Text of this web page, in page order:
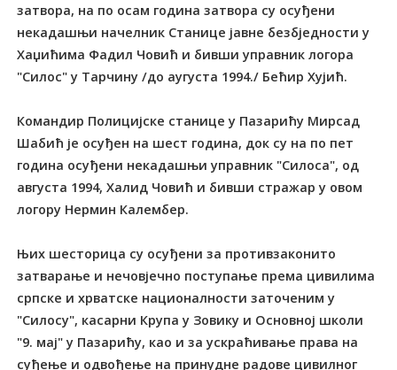
затвора, на по осам година затвора су осуђени
некадашњи начелник Станице јавне безбједности у
Хаџићима Фадил Човић и бивши управник логора
"Силос" у Тарчину /до аугуста 1994./ Бећир Хујић.
Командир Полицијске станице у Пазарићу Мирсад
Шабић је осуђен на шест година, док су на по пет
година осуђени некадашњи управник "Силоса", од
августа 1994, Халид Човић и бивши стражар у овом
логору Нермин Калембер.
Њих шесторица су осуђени за противзаконито
затварање и нечовјечно поступање према цивилима
српске и хрватске националности заточеним у
"Силосу", касарни Крупа у Зовику и Основној школи
"9. мај" у Пазарићу, као и за ускраћивање права на
суђење и одвођење на принудне радове цивилног